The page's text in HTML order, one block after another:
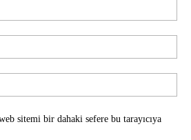
sitemi bir dahaki sefere bu tarayıcıya